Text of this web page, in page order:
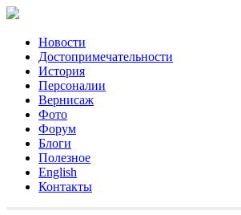
Новости
Достопримечательности
История
Персоналии
Вернисаж
Фото
Форум
Блоги
Полезное
English
Контакты